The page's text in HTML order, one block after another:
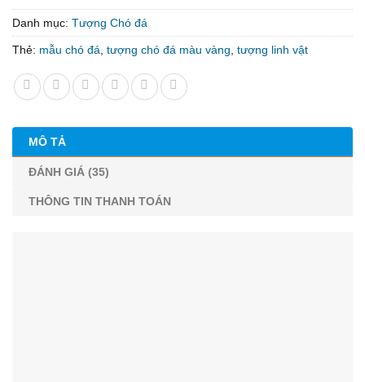
giá
Danh mục: Tượng Chó đá
Thẻ: mẫu chó đá tượng chó đá màu vàng tượng linh vật
MÔ TẢ
ĐÁNH GIÁ (35)
THÔNG TIN THANH TOÁN